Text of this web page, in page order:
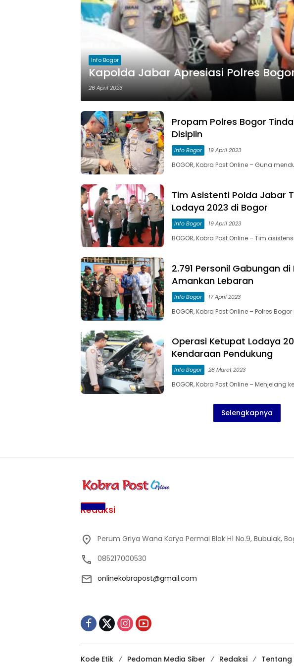
Info Bogor
Kapolda Jabar Apresiasi Polres
26 April 2023
Propam Polres Bogor
Disiplin
Info Bogor 19 April 2023
BOGOR, Kobra Post Online – Guna
Tim Asistenti Polda Jabar
Lodaya 2023 di Bogor
Info Bogor 19 April 2023
BOGOR, Kobra Post Online – Tim
2.791 Personil Gabungan
Amankan Lebaran
Info Bogor 17 April 2023
BOGOR, Kobra Post Online – Polres
Operasi Ketupat Lodaya
Kendaraan Pendukung
Info Bogor 28 Maret 2023
BOGOR, Kobra Post Online – Menjelang
Selengkapnya
Redaksi
Perum Griya Wana Karya Permai Blok H1 No.9, Bubulak,
085217000530
onlinekobrapost@gmail.com
Kode Etik Pedoman Media Siber Redaksi Tentang